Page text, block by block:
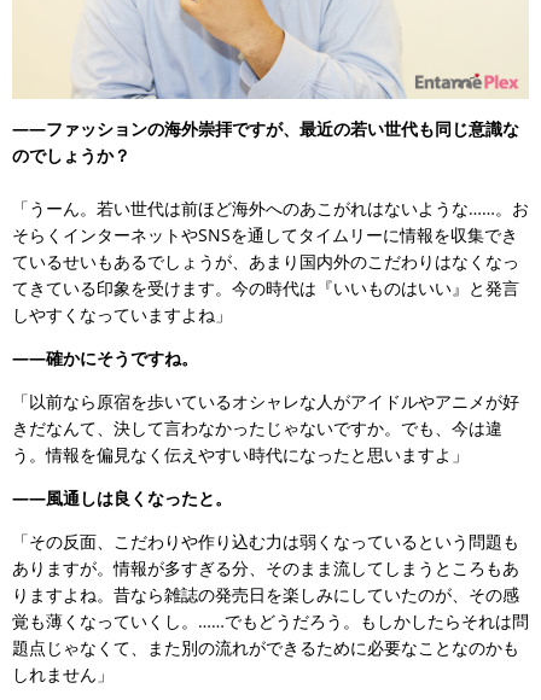
――ファッションの海外崇拝ですが、最近の若い世代も同じ意識な
のでしょうか？
「うーん。若い世代は前ほど海外へのあこがれはないような……。お
そらくインターネットやSNSを通してタイムリーに情報を収集でき
ているせいもあるでしょうが、あまり国内外のこだわりはなくなっ
てきている印象を受けます。今の時代は『いいものはいい』と発言
しやすくなっていますよね」
――確かにそうですね。
「以前なら原宿を歩いているオシャレな人がアイドルやアニメが好
きだなんて、決して言わなかったじゃないですか。でも、今は違
う。情報を偏見なく伝えやすい時代になったと思いますよ」
――風通しは良くなったと。
「その反面、こだわりや作り込む力は弱くなっているという問題も
ありますが。情報が多すぎる分、そのまま流してしまうところもあ
りますよね。昔なら雑誌の発売日を楽しみにしていたのが、その感
覚も薄くなっていくし。……でもどうだろう。もしかしたらそれは問
題点じゃなくて、また別の流れができるために必要なことなのかも
しれません」